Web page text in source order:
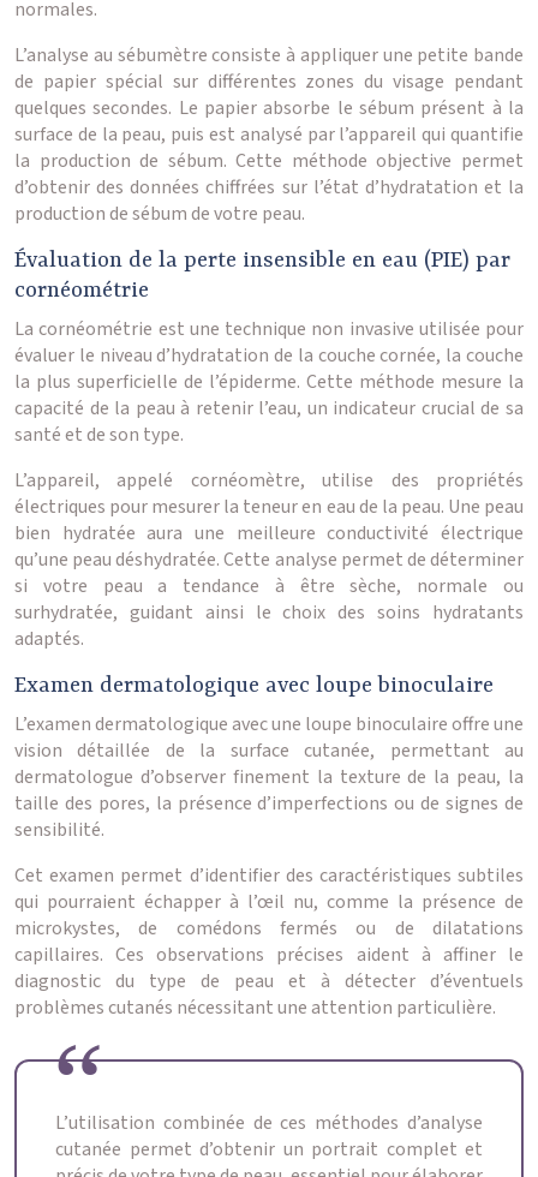
normales.
L’analyse au sébumètre consiste à appliquer une petite bande
de papier spécial sur différentes zones du visage pendant
quelques secondes. Le papier absorbe le sébum présent à la
surface de la peau, puis est analysé par l’appareil qui quantifie
la production de sébum. Cette méthode objective permet
d’obtenir des données chiffrées sur l’état d’hydratation et la
production de sébum de votre peau.
Évaluation de la perte insensible en eau (PIE) par
cornéométrie
La cornéométrie est une technique non invasive utilisée pour
évaluer le niveau d’hydratation de la couche cornée, la couche
la plus superficielle de l’épiderme. Cette méthode mesure la
capacité de la peau à retenir l’eau, un indicateur crucial de sa
santé et de son type.
L’appareil, appelé cornéomètre, utilise des propriétés
électriques pour mesurer la teneur en eau de la peau. Une peau
bien hydratée aura une meilleure conductivité électrique
qu’une peau déshydratée. Cette analyse permet de déterminer
si votre peau a tendance à être sèche, normale ou
surhydratée, guidant ainsi le choix des soins hydratants
adaptés.
Examen dermatologique avec loupe binoculaire
L’examen dermatologique avec une loupe binoculaire offre une
vision détaillée de la surface cutanée, permettant au
dermatologue d’observer finement la texture de la peau, la
taille des pores, la présence d’imperfections ou de signes de
sensibilité.
Cet examen permet d’identifier des caractéristiques subtiles
qui pourraient échapper à l’œil nu, comme la présence de
microkystes, de comédons fermés ou de dilatations
capillaires. Ces observations précises aident à affiner le
diagnostic du type de peau et à détecter d’éventuels
problèmes cutanés nécessitant une attention particulière.
L’utilisation combinée de ces méthodes d’analyse
cutanée permet d’obtenir un portrait complet et